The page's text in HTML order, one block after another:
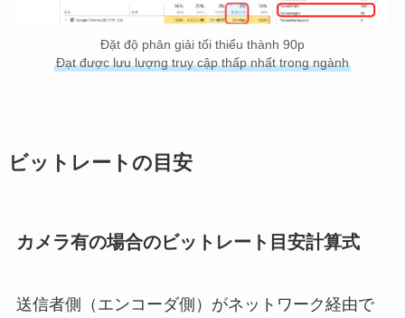
Đặt độ phân giải tối thiểu thành 90p
Đạt được lưu lượng truy cập thấp nhất trong ngành
ビットレートの目安
カメラ有の場合のビットレート目安計算式
送信者側（エンコーダ側）がネットワーク経由で